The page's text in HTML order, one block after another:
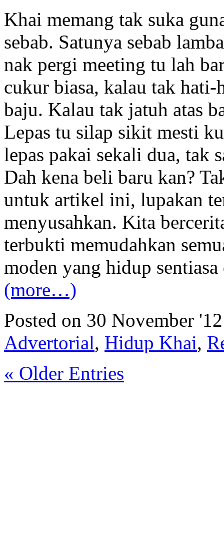
Khai memang tak suka
sebab. Satunya sebab
nak pergi meeting tu lah
cukur biasa, kalau tak hati-
baju. Kalau tak jatuh atas
Lepas tu silap sikit mesti
lepas pakai sekali dua, tak
Dah kena beli baru kan?
untuk artikel ini, lupakan
menyusahkan. Kita
terbukti memudahkan
moden yang hidup
(more…)
Posted on 30 November
Advertorial, Hidup Khai,
« Older Entries